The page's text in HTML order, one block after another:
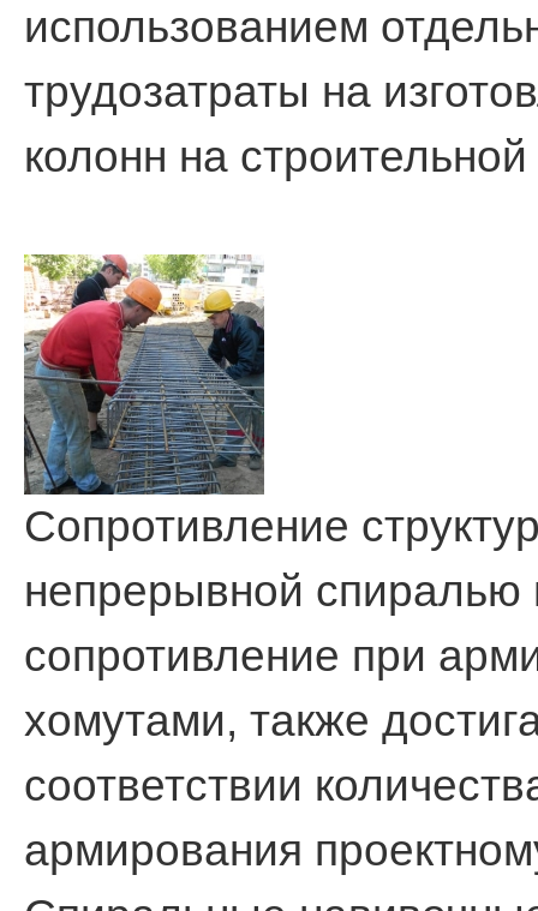
использованием
трудозатраты на
колонн на
Сопротивление
непрерывной
сопротивление при
хомутами, также
соответствии
армирования